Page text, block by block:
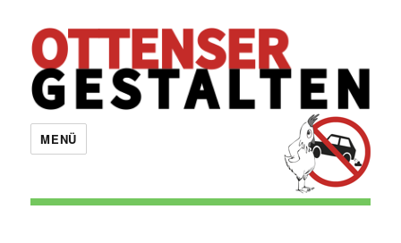
OTTENSER GESTALTEN
MENÜ